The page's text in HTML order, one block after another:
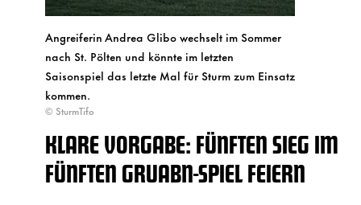
Angreiferin Andrea Glibo wechselt im Sommer
nach St. Pölten und könnte im letzten
Saisonspiel das letzte Mal für Sturm zum Einsatz
kommen.
© SturmTifo
KLARE VORGABE: FÜNFTEN SIEG IM
FÜNFTEN GRUABN-SPIEL FEIERN